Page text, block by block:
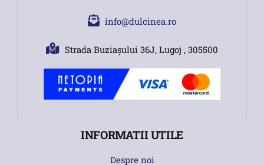
info@dulcinea.ro
Strada Buziașului 36J, Lugoj , 305500
INFORMATII UTILE
Despre noi